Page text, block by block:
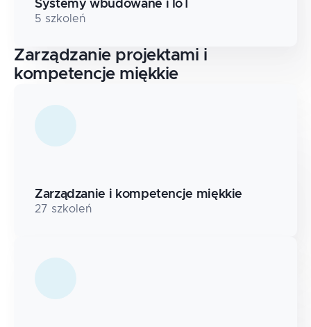
Systemy wbudowane i IoT
5 szkoleń
Zarządzanie projektami i
kompetencje miękkie
Zarządzanie i kompetencje miękkie
27 szkoleń